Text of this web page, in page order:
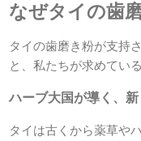
なぜタイの歯
タイの歯磨き粉が支持
と、私たちが求めてい
ハーブ大国が導く、
タイは古くから薬草や